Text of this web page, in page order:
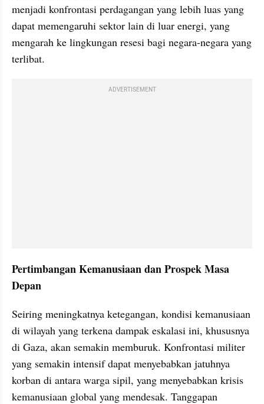
menjadi konfrontasi perdagangan yang lebih luas yang
dapat memengaruhi sektor lain di luar energi, yang
mengarah ke lingkungan resesi bagi negara-negara yang
terlibat.
ADVERTISEMENT
Pertimbangan Kemanusiaan dan Prospek Masa
Depan
Seiring meningkatnya ketegangan, kondisi kemanusiaan
di wilayah yang terkena dampak eskalasi ini, khususnya
di Gaza, akan semakin memburuk. Konfrontasi militer
yang semakin intensif dapat menyebabkan jatuhnya
korban di antara warga sipil, yang menyebabkan krisis
kemanusiaan global yang mendesak. Tanggapan